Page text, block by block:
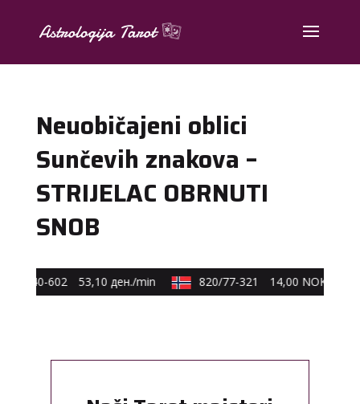
Neuobičajeni oblici
Sunčevih znakova –
STRIJELAC OBRNUTI
SNOB
40-602 53,10 ден./min 820/77-321 14,00 NOK/min